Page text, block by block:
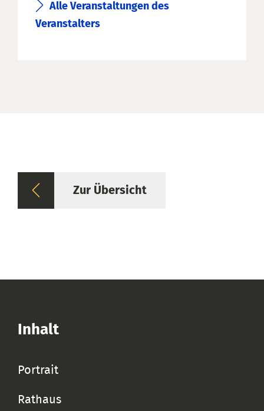
Alle Veranstaltungen des
Veranstalters
Zur Übersicht
Inhalt
Portrait
Rathaus